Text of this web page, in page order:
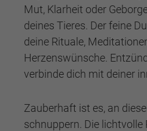
Mut, Klarheit oder
deines Tieres. Der feine
deine Rituale,
Herzenswünsche.
verbinde dich mit deiner
Zauberhaft ist es, an
schnuppern. Die lichtvolle